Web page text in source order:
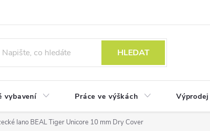
HLEDAT
vybavení Práce ve výškách Výprodej
lano BEAL Tiger Unicore 10 mm Dry Cover